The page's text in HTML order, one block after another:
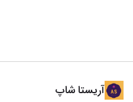
آریستا شاپ